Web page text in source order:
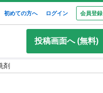
初めての方へ ログイン 会員登録
投稿画面へ (無料)
剤